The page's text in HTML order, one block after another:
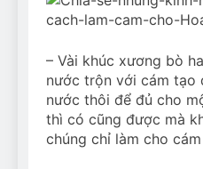
– Vài khúc xương bò
nước trộn với cám tạo
nước thôi để đủ cho
thì có cũng được mà
chúng chỉ làm cho